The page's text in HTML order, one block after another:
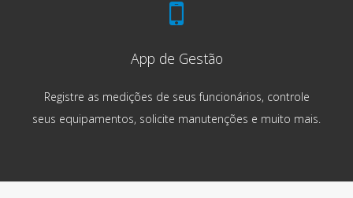
App de Gestão
Registre as medições de seus funcionários, controle
seus equipamentos, solicite manutenções e muito mais.